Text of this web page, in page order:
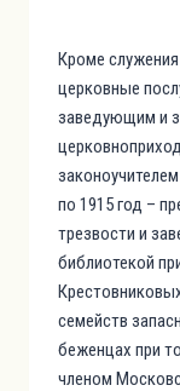
Кроме
церковные
заведующим и
по 1915 год –
трезвости и
библиотекой
семейств
беженцах при
членом